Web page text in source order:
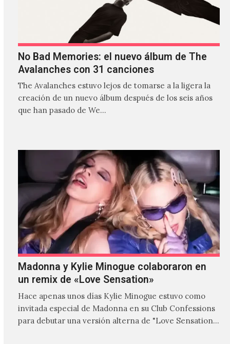
No Bad Memories: el nuevo álbum de The
Avalanches con 31 canciones
The Avalanches estuvo lejos de tomarse a la ligera la
creación de un nuevo álbum después de los seis años
que han pasado de We…
Madonna y Kylie Minogue colaboraron en
un remix de «Love Sensation»
Hace apenas unos días Kylie Minogue estuvo como
invitada especial de Madonna en su Club Confessions
para debutar una versión alterna de "Love Sensation",